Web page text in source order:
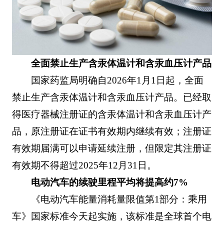
全面禁止生产含汞体温计和含汞血压计产品
国家药监局明确自2026年1月1日起，全面
禁止生产含汞体温计和含汞血压计产品。已经取
得医疗器械注册证的含汞体温计和含汞血压计产
品，原注册证在证书有效期内继续有效；注册证
有效期届满可以申请延续注册，但限定其注册证
有效期不得超过2025年12月31日。
电动汽车的续驶里程平均将提高约7%
《电动汽车能量消耗量限值第1部分：乘用
车》国家标准今天起实施，该标准是全球首个电